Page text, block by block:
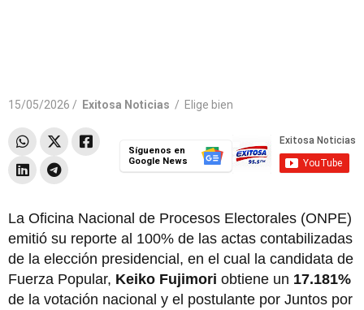
15/05/2026 / Exitosa Noticias / Elige bien
Síguenos en
Google News
La Oficina Nacional de Procesos Electorales (ONPE)
emitió su reporte al 100% de las actas contabilizadas
de la elección presidencial, en el cual la candidata de
Fuerza Popular, Keiko Fujimori obtiene un 17.181%
de la votación nacional y el postulante por Juntos por